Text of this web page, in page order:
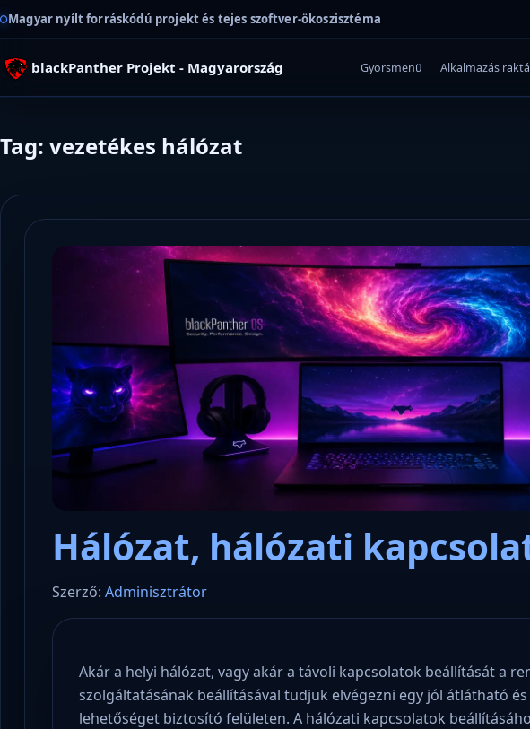
Magyar nyílt forráskódú projekt és tejes szoftver-ökoszisztéma
blackPanther Projekt - Magyarország Gyorsmenü Alkalmazás
Tag: vezetékes hálózat
Hálózat, hálózati
Szerző: Adminisztrátor
Akár a helyi hálózat, vagy akár a távoli kapcsolatok beállítását a
szolgáltatásának beállításával tudjuk elvégezni egy jól átlátható
lehetőséget biztosító felületen. A hálózati kapcsolatok